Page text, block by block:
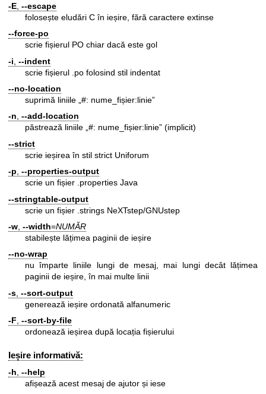
-E --escape
folosește eludări C în ieșire, fără caractere extinse
--force-po
scrie fișierul PO chiar dacă este gol
-i --indent
scrie fișierul .po folosind stil indentat
--no-location
suprimă liniile „#: nume_fișier:linie”
-n, --add-location
păstrează liniile „#: nume_fișier:linie” (implicit)
--strict
scrie ieșirea în stil strict Uniforum
-p, --properties-output
scrie un fișier .properties Java
--stringtable-output
scrie un fișier .strings NeXTstep/GNUstep
-w --width=NUMĂR
stabilește lățimea paginii de ieșire
--no-wrap
nu împarte liniile lungi de mesaj, mai lungi decât lățimea
paginii de ieșire, în mai multe linii
-s --sort-output
generează ieșire ordonată alfanumeric
-F, --sort-by-file
ordonează ieșirea după locația fișierului
Ieșire informativă:
-h --help
afișează acest mesaj de ajutor și iese